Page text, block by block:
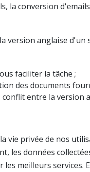
la conversion
version anglaise
faciliter la tâche ;
des documents
entre la
vie privée de nos
les données
meilleurs